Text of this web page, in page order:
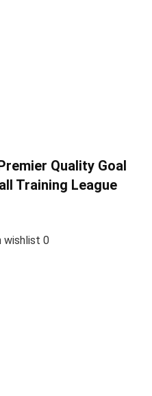
Quality Goal
Training League
wishlist 0